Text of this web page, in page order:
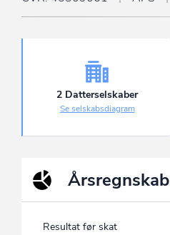
2 Datterselskaber
Se selskabsdiagram
Årsregnskab
Resultat før skat